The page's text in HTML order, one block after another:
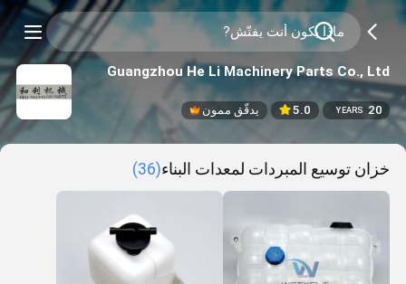
Guangzhou He Li Machinery Parts Co., Ltd
20
YEARS
5.0 يدقّق ممون
خزان توسيع المبردات لمعدات البناء(36)